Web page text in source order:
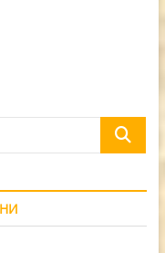
Пошук